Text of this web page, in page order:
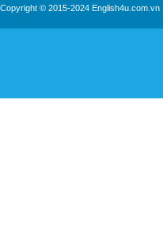
Copyright © 2015-2024 English4u.com.vn